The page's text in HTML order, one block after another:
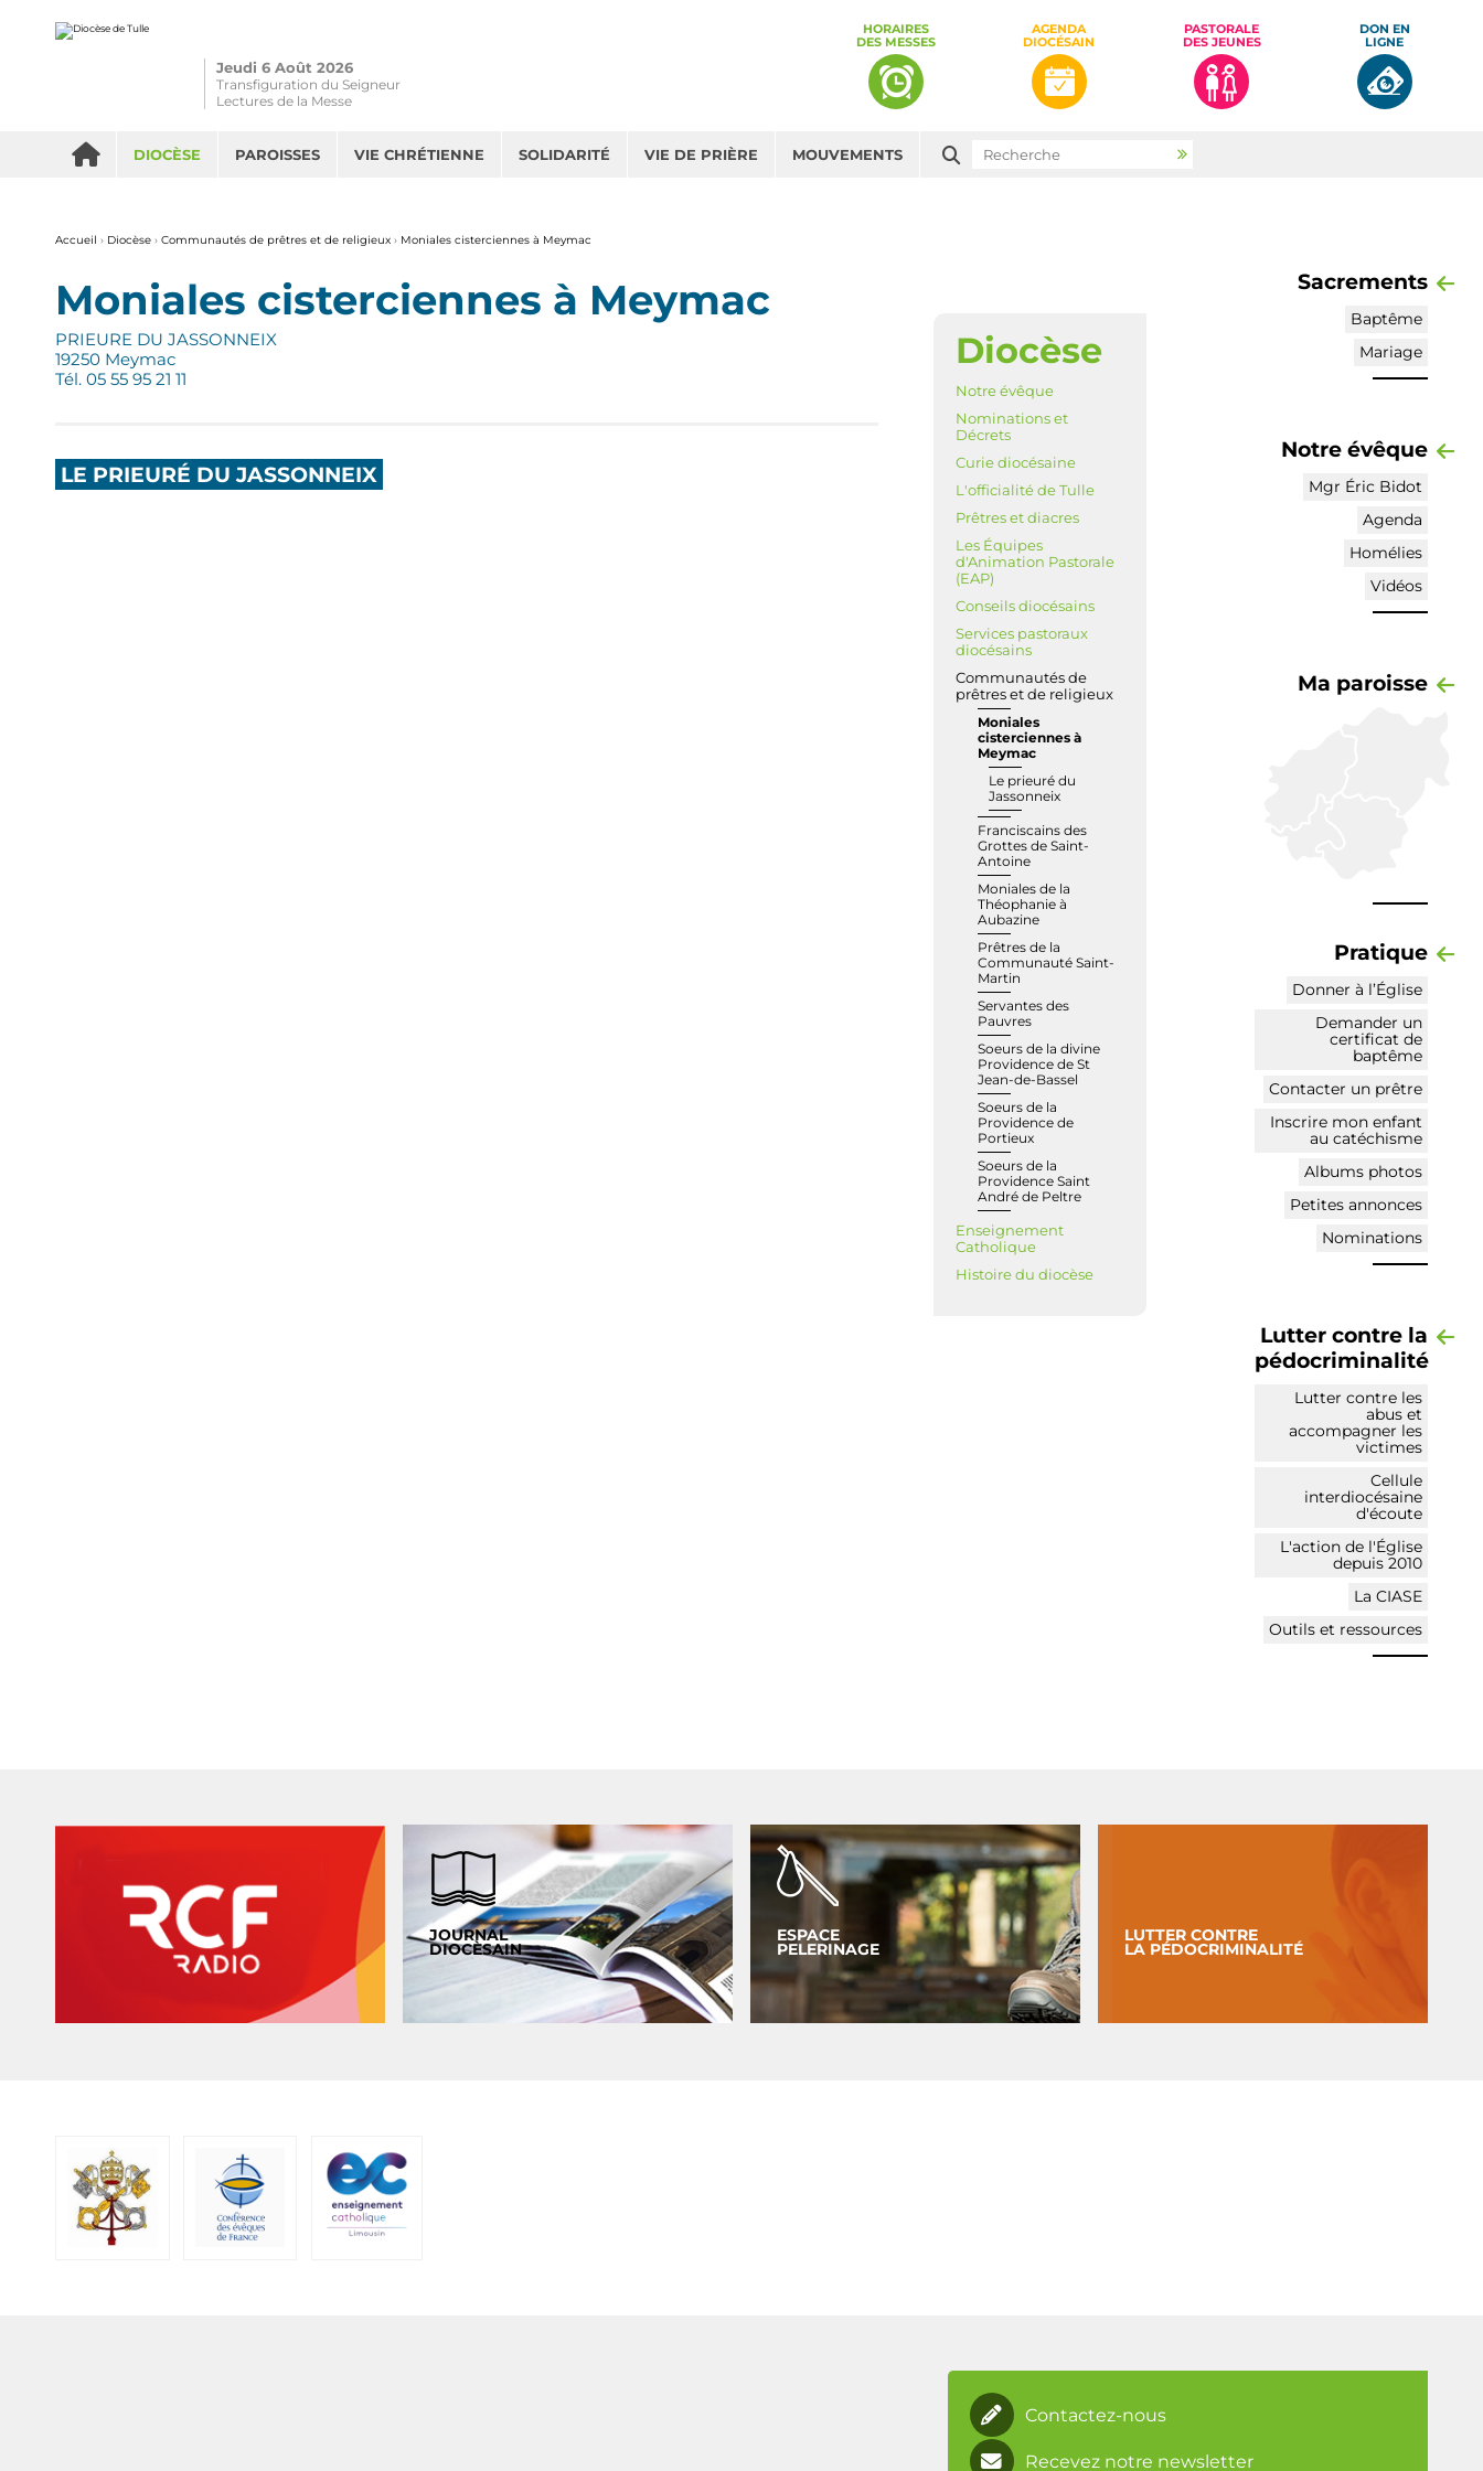
Jeudi 6 Août 2026
Transfiguration du Seigneur
Lectures de la Messe
HORAIRES
DES MESSES
AGENDA
DIOCÉSAIN
PASTORALE
DES JEUNES
DON EN
LIGNE
DIOCÈSE PAROISSES VIE CHRÉTIENNE SOLIDARITÉ VIE DE PRIÈRE MOUVEMENTS
Accueil › Diocèse › Communautés de prêtres et de religieux › Moniales cisterciennes à Meymac
Moniales cisterciennes à Meymac
PRIEURE DU JASSONNEIX
19250 Meymac
Tél. 05 55 95 21 11
LE PRIEURÉ DU JASSONNEIX
NAVIGATION
Diocèse
Notre évêque
Nominations et
Décrets
Curie diocésaine
L'officialité de Tulle
Prêtres et diacres
Les Équipes
d'Animation Pastorale
(EAP)
Conseils diocésains
Services pastoraux
diocésains
Communautés de
prêtres et de religieux
Moniales
cisterciennes à
Meymac
Le prieuré du
Jassonneix
Franciscains des
Grottes de Saint-
Antoine
Moniales de la
Théophanie à
Aubazine
Prêtres de la
Communauté Saint-
Martin
Servantes des
Pauvres
Soeurs de la divine
Providence de St
Jean-de-Bassel
Soeurs de la
Providence de
Portieux
Soeurs de la
Providence Saint
André de Peltre
Enseignement
Catholique
Histoire du diocèse
Sacrements
Baptême
Mariage
Notre évêque
Mgr Éric Bidot
Agenda
Homélies
Vidéos
Ma paroisse
Pratique
Donner à l’Église
Demander un
certificat de
baptême
Contacter un prêtre
Inscrire mon enfant
au catéchisme
Albums photos
Petites annonces
Nominations
Lutter contre la
pédocriminalité
Lutter contre les
abus et
accompagner les
victimes
Cellule
interdiocésaine
d'écoute
L'action de l'Église
depuis 2010
La CIASE
Outils et ressources
JOURNAL
DIOCÈSAIN
ESPACE
PELERINAGE
LUTTER CONTRE
LA PÉDOCRIMINALITÉ
Contactez-nous
Recevez notre newsletter